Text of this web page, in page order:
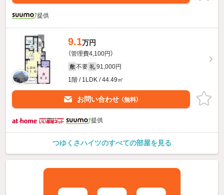
提供
9.1万円
（管理費4,100円）
敷 不要 礼 91,000円
1階 / 1LDK / 44.49㎡
お問い合わせ （無料）
提供
つゆくさハイツのすべての部屋を見る